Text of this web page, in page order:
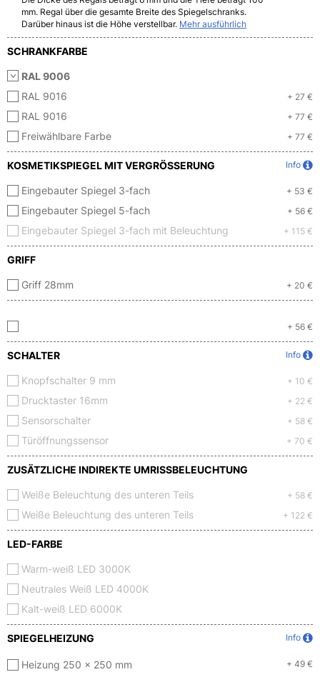
mm. Regal über die gesamte Breite des Spiegelschranks.
Darüber hinaus ist die Höhe verstellbar. Mehr ausführlich
SCHRANKFARBE
RAL 9006
RAL 9016
+ 27 €
RAL 9016 + 77 €
Freiwählbare Farbe + 77 €
KOSMETIKSPIEGEL MIT VERGRÖSSERUNG Info
Eingebauter Spiegel 3-fach + 53 €
Eingebauter Spiegel 5-fach + 56 €
Eingebauter Spiegel 3-fach mit Beleuchtung + 115 €
GRIFF
Griff 28mm + 20 €
+ 56 €
SCHALTER Info
Knopfschalter 9 mm + 10 €
Drucktaster 16mm + 22 €
Sensorschalter + 58 €
Türöffnungssensor + 70 €
ZUSÄTZLICHE INDIREKTE UMRISSBELEUCHTUNG
Weiße Beleuchtung des unteren Teils + 58 €
Weiße Beleuchtung des unteren Teils + 122 €
LED-FARBE
Warm-weiß LED 3000K
Neutrales Weiß LED 4000K
Kalt-weiß LED 6000K
SPIEGELHEIZUNG Info
Heizung 250 x 250 mm + 49 €